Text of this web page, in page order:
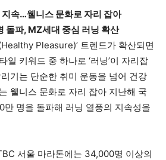
속…웰니스 문화로 자리 잡아
돌파, MZ세대 중심 러닝 확산
Pleasure)’ 트렌드가 확산되면
일 키워드 중 하나로 ‘러닝’이 자리잡
기는 단순한 취미 운동을 넘어 건강
웰니스 문화로 자리 잡아 지난해 국
만 명을 돌파해 러닝 열풍의 지속성을
서울 마라톤에는 34,000명 이상의